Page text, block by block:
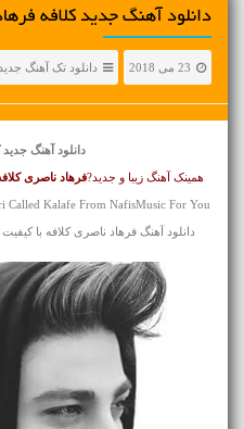
دانلود آهنگ جديد کلافه
23 می 2018 دانلود تک آهنگ جدید
دانلود آهنگ جدید
همینک آهنگ زیبا و جدید?فرهاد ناصری
Called Kalafe From NafisMusic For You
دانلود آهنگ فرهاد ناصری کلافه با کیفیت های 128 و 320 با پخش آنلاین با